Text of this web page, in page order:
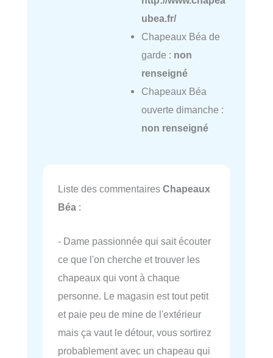
ubea.fr/
Chapeaux Béa de
garde : non
renseigné
Chapeaux Béa
ouverte dimanche :
non renseigné
Liste des commentaires Chapeaux
Béa :
- Dame passionnée qui sait écouter
ce que l'on cherche et trouver les
chapeaux qui vont à chaque
personne. Le magasin est tout petit
et paie peu de mine de l'extérieur
mais ça vaut le détour, vous sortirez
probablement avec un chapeau qui